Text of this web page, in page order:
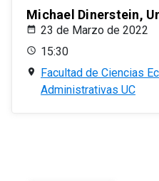
Michael Dinerstein,
23 de Marzo de 2022
15:30
Facultad de Ciencias
Administrativas UC